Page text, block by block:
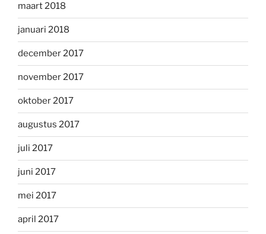
maart 2018
januari 2018
december 2017
november 2017
oktober 2017
augustus 2017
juli 2017
juni 2017
mei 2017
april 2017